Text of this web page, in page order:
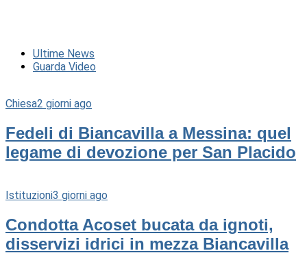
Ultime News
Guarda Video
Chiesa2 giorni ago
Fedeli di Biancavilla a Messina: quel
legame di devozione per San Placido
Istituzioni3 giorni ago
Condotta Acoset bucata da ignoti,
disservizi idrici in mezza Biancavilla